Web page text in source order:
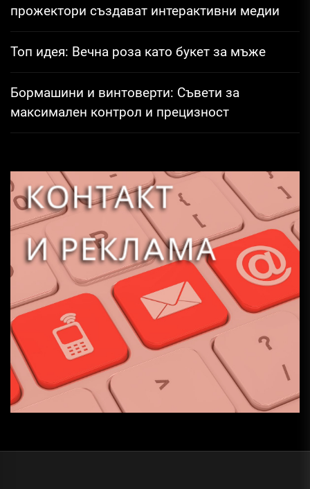
прожектори създават интерактивни медии
Топ идея: Вечна роза като букет за мъже
Бормашини и винтоверти: Съвети за
максимален контрол и прецизност